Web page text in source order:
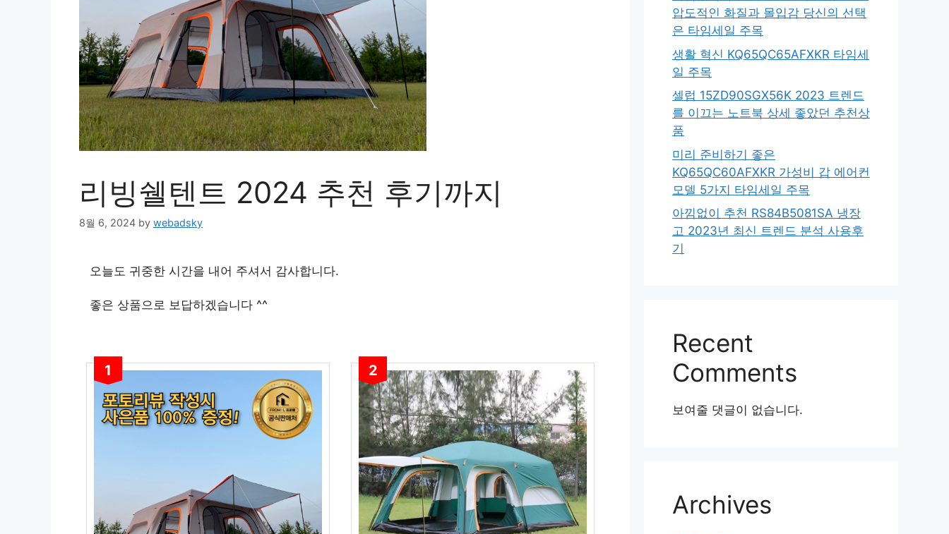
리빙쉘텐트 2024 추천 후기까지
8월 6, 2024 by webadsky
오늘도 귀중한 시간을 내어 주셔서 감사합니다.
좋은 상품으로 보답하겠습니다 ^^
1 2
압도적인 화질과 몰입감 당신의 선택
은 타임세일 주목
생활 혁신 KQ65QC65AFXKR 타임세
일 주목
셀럽 15ZD90SGX56K 2023 트렌드
를 이끄는 노트북 상세 좋았던 추천상
품
미리 준비하기 좋은
KQ65QC60AFXKR 가성비 갑 에어컨
모델 5가지 타임세일 주목
아낌없이 추천 RS84B5081SA 냉장
고 2023년 최신 트렌드 분석 사용후
기
Recent
Comments
보여줄 댓글이 없습니다.
Archives